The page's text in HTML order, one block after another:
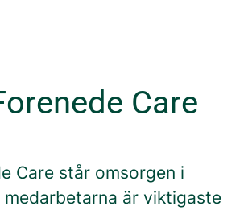
Care
Care står omsorgen i
är viktigaste